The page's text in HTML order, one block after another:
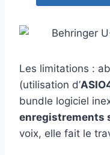
Les limitations :
(utilisation d’
bundle logiciel
enregistrements
voix, elle fait le